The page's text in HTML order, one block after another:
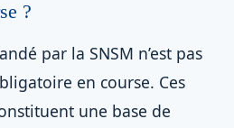
?
par la SNSM n’est pas
en course. Ces
une base de